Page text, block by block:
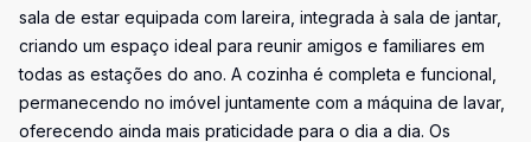
sala de estar equipada com lareira, integrada à sala de jantar,
criando um espaço ideal para reunir amigos e familiares em
todas as estações do ano. A cozinha é completa e funcional,
permanecendo no imóvel juntamente com a máquina de lavar,
oferecendo ainda mais praticidade para o dia a dia. Os